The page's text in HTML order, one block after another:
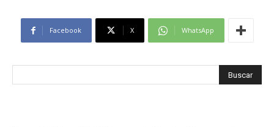
Facebook X WhatsApp